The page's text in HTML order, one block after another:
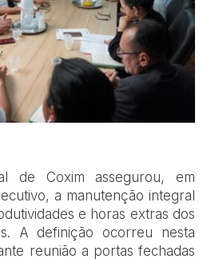
de Coxim assegurou, em
a manutenção integral
e horas extras dos
A definição ocorreu nesta
reunião a portas fechadas